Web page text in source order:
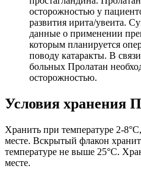
осторожностью у
развития ирита/увеита.
данные о применении
которым планируется
поводу катаракты. B
больных Пролатан
осторожностью.
Условия хранения
Хранить при температуре 2-
месте. Вскрытый флакон
температуре не выше 25°С.
месте.